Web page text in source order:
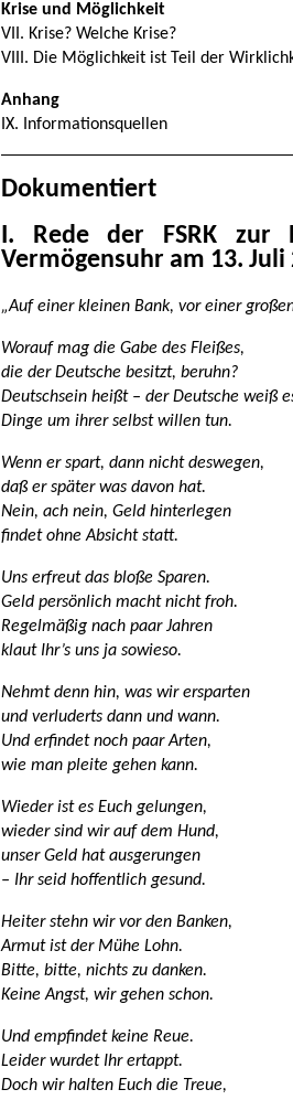
Krise und Möglichkeit
VII. Krise? Welche Krise?
VIII. Die Möglichkeit ist Teil der
Anhang
IX. Informationsquellen
Dokumentiert
I. Rede der FSRK zur
Vermögensuhr am 13. Juli
„Auf einer kleinen Bank, vor einer
Worauf mag die Gabe des Fleißes,
die der Deutsche besitzt, beruhn?
Deutschsein heißt – der Deutsche weiß
Dinge um ihrer selbst willen tun.
Wenn er spart, dann nicht deswegen,
daß er später was davon hat.
Nein, ach nein, Geld hinterlegen
findet ohne Absicht statt.
Uns erfreut das bloße Sparen.
Geld persönlich macht nicht froh.
Regelmäßig nach paar Jahren
klaut Ihr’s uns ja sowieso.
Nehmt denn hin, was wir ersparten
und verluderts dann und wann.
Und erfindet noch paar Arten,
wie man pleite gehen kann.
Wieder ist es Euch gelungen,
wieder sind wir auf dem Hund,
unser Geld hat ausgerungen
– Ihr seid hoffentlich gesund.
Heiter stehn wir vor den Banken,
Armut ist der Mühe Lohn.
Bitte, bitte, nichts zu danken.
Keine Angst, wir gehen schon.
Und empfindet keine Reue.
Leider wurdet Ihr ertappt.
Doch wir halten Euch die Treue,